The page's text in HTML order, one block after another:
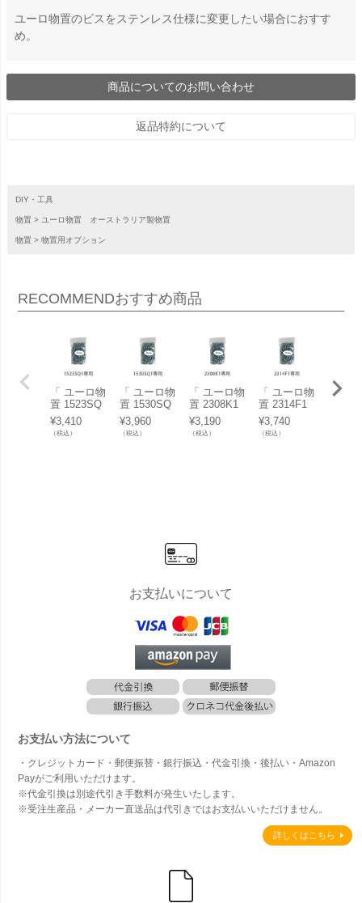
ユーロ物置のビスをステンレス仕様に変更したい場合におすす
め。
商品についてのお問い合わせ
返品特約について
DIY・工具
物置 ユーロ物置 オーストラリア製物置
物置 物置用オプション
RECOMMENDおすすめ商品
「 ユーロ物
置 1523SQ
1専用 ステ
ンレスビス
」
¥3,410
（税込）
「 ユーロ物
置 1530SQ
1専用 ステ
ンレスビス
」
¥3,960
（税込）
「 ユーロ物
置 2308K1
専用 ステン
レスビス 」
¥3,190
（税込）
「 ユーロ物
置 2314F1
専用 ステン
レスビス 」
¥3,740
（税込）
「ユ
お支払いについて
お支払い方法について
・クレジットカード・郵便振替・銀行振込・代金引換・後払い・Amazon
Payがご利用いただけます。
※代金引換は別途代引き手数料が発生いたします。
※受注生産品・メーカー直送品は代引きではお支払いいただけません。
詳しくはこちら